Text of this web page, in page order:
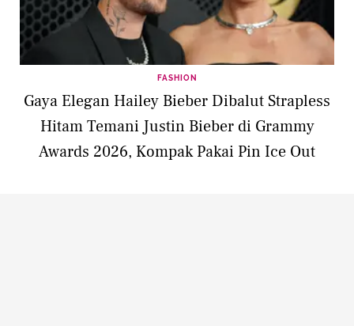
FASHION
Gaya Elegan Hailey Bieber Dibalut Strapless
Hitam Temani Justin Bieber di Grammy
Awards 2026, Kompak Pakai Pin Ice Out